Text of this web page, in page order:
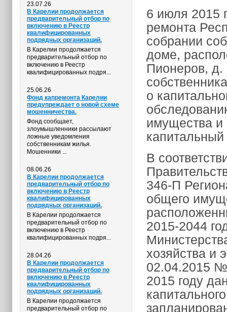
23.07.26
В Карелии продолжается
предварительный отбор по
включению в Реестр
квалифицированных
подрядных организаций.
В Карелии продолжается
предварительный отбор по
включению в Реестр
квалифицированных подря...
25.06.26
Фонд капремонта Карелии
предупреждает о новой схеме
мошенничества.
Фонд сообщает,
злоумышленники рассылают
ложные уведомления
собственникам жилья.
Мошенники ...
08.06.26
В Карелии продолжается
предварительный отбор по
включению в Реестр
квалифицированных
подрядных организаций.
В Карелии продолжается
предварительный отбор по
включению в Реестр
квалифицированных подря...
28.04.26
В Карелии продолжается
предварительный отбор по
включению в Реестр
квалифицированных
подрядных организаций.
В Карелии продолжается
предварительный отбор по
6 июля 2015
ремонта
собрании
доме,
Пионеров, д.
о
имущества и
капитальный
В
346-П
общего
2015-2044
хозяйства и
02.04.2015 №
2015 году